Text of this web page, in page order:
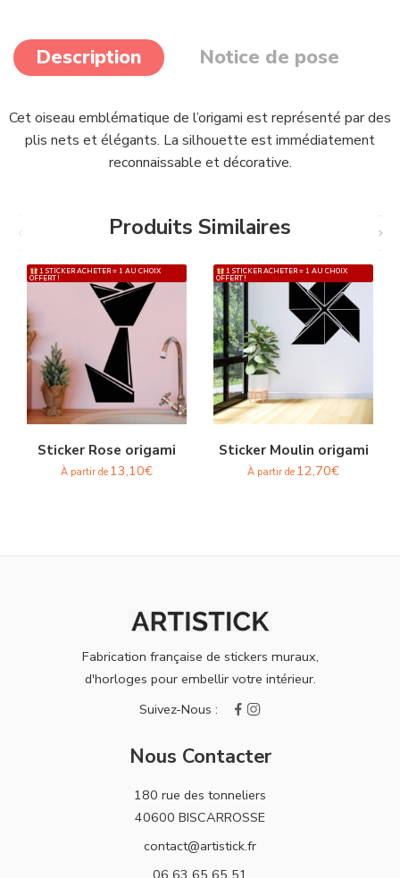
Description Notice de pose
Cet oiseau emblématique de l’origami est représenté par des
plis nets et élégants. La silhouette est immédiatement
reconnaissable et décorative.
Produits Similaires
1 STICKER ACHETER = 1 AU CHOIX
OFFERT !
Sticker Rose origami
À partir de 13,10€
1 STICKER ACHETER = 1 AU CHOIX
OFFERT !
Sticker Moulin origami
À partir de 12,70€
Fabrication française de stickers muraux,
d'horloges pour embellir votre intérieur.
Nous Contacter
180 rue des tonneliers
40600 BISCARROSSE
contact@artistick.fr
06 63 65 65 51